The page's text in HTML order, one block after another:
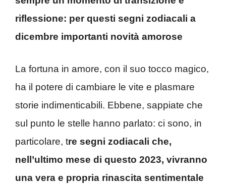
riflessione: per questi segni zodiacali a
dicembre importanti novità amorose
La fortuna in amore, con il suo tocco magico,
ha il potere di cambiare le vite e plasmare
storie indimenticabili. Ebbene, sappiate che
sul punto le stelle hanno parlato: ci sono, in
particolare, tre segni zodiacali che,
nell’ultimo mese di questo 2023, vivranno
una vera e propria rinascita sentimentale